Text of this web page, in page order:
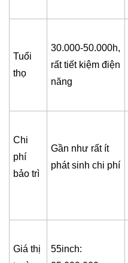
Tuổi
thọ
30.000-50.000h,
rất tiết kiệm điện
năng
Chi
phí
bảo trì
Gần như rất ít
phát sinh chi phí
Giá thị
55inch: